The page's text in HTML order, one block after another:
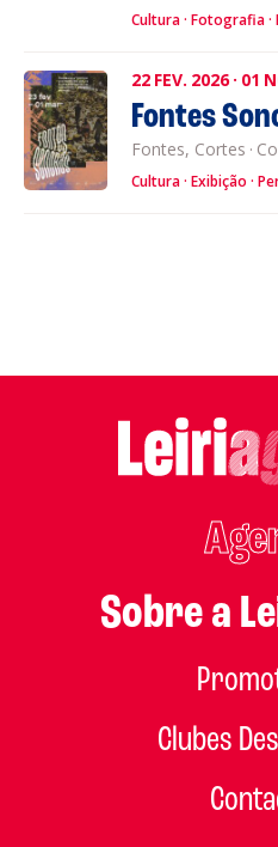
Cultura Fotografia
22 FEV. 2026 · 01
Fontes
Fontes, Cortes ·
Cultura Exibição
Sobre a
Clubes